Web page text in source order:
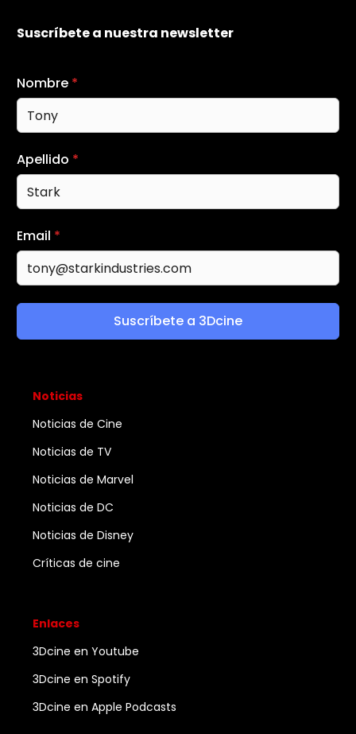
Suscríbete a nuestra newsletter
Nombre *
Apellido *
Email *
Suscríbete a 3Dcine
Noticias
Noticias de Cine
Noticias de TV
Noticias de Marvel
Noticias de DC
Noticias de Disney
Críticas de cine
Enlaces
3Dcine en Youtube
3Dcine en Spotify
3Dcine en Apple Podcasts